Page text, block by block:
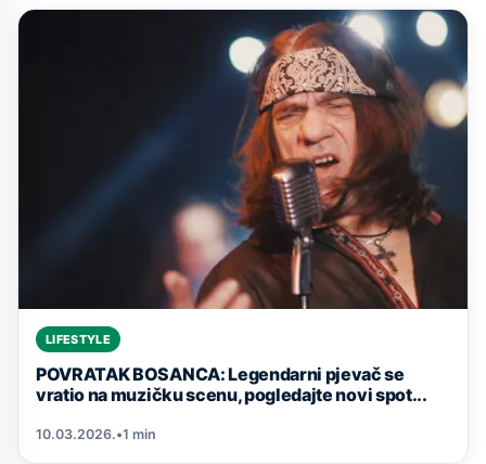
LIFESTYLE
POVRATAK BOSANCA: Legendarni pjevač se
vratio na muzičku scenu, pogledajte novi spot...
10.03.2026.•1 min